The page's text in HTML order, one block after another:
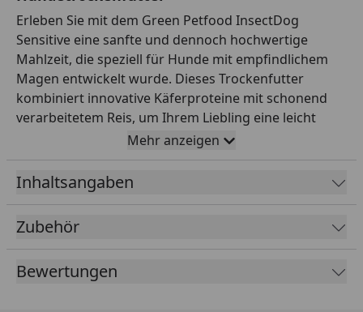
Erleben Sie mit dem Green Petfood InsectDog
Sensitive eine sanfte und dennoch hochwertige
Mahlzeit, die speziell für Hunde mit empfindlichem
Magen entwickelt wurde. Dieses Trockenfutter
kombiniert innovative Käferproteine mit schonend
verarbeitetem Reis, um Ihrem Liebling eine leicht
verdauliche und ausgewogene Ernährung zu bieten.
Durch die wertvollen Inhaltsstoffe wie Vitamine E und
C, Inulin und Hefe wird nicht nur die Verdauung
optimal unterstützt, sondern auch Haut und Fell
künstlichen Zusatzstoffen, bietet dieses Futter Ihrem
Hund pure Natürlichkeit und nachhaltige Qualität –
perfekt, um Ihr Vierbeiner rundum gesund und vital
Mehr anzeigen
Inhaltsangaben
Zubehör
Bewertungen